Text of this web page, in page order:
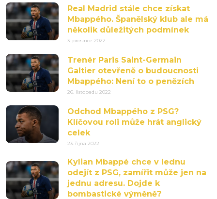
Real Madrid stále chce získat
Mbappého. Španělský klub ale má
několik důležitých podmínek
3. prosince 2022
Trenér Paris Saint-Germain
Galtier otevřeně o budoucnosti
Mbappého: Není to o penězích
26. listopadu 2022
Odchod Mbappého z PSG?
Klíčovou roli může hrát anglický
celek
23. října 2022
Kylian Mbappé chce v lednu
odejít z PSG, zamířit může jen na
jednu adresu. Dojde k
bombastické výměně?